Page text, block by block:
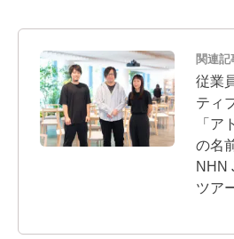
関連記
従業
ティ
「ア
の名
NHN
ツア